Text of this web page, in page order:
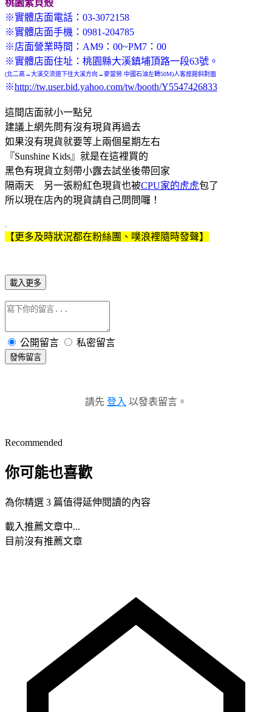
桃園紫貝殼
※實體店面電話：03-3072158
※實體店面手機：0981-204785
※店面營業時間：AM9：00~PM7：00
※實體店面住址：桃園縣大溪鎮埔頂路一段63號。
(北二高→大溪交流道下往大溪方向→麥當勞.中國石油左轉50M)人客旅館斜對面
※http://tw.user.bid.yahoo.com/tw/booth/Y5547426833
這間店面就小一點兒
建議上網先問有沒有現貨再過去
如果沒有現貨就要等上兩個星期左右
『Sunshine Kids』就是在這裡買的
黑色有現貨立刻帶小露去試坐後帶回家
隔兩天 另一張粉紅色現貨也被CPU家的虎虎包了
所以現在店內的現貨請自己問問囉！
【更多及時狀況都在粉絲團、噗浪裡隨時發聲】
載入更多
公開留言 私密留言
發佈留言
請先 登入 以發表留言。
Recommended
你可能也喜歡
為你精選 3 篇值得延伸閱讀的內容
載入推薦文章中...
目前沒有推薦文章